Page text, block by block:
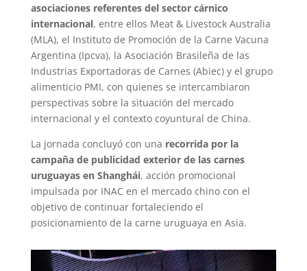
asociaciones referentes del sector cárnico
internacional, entre ellos Meat & Livestock Australia
(MLA), el Instituto de Promoción de la Carne Vacuna
Argentina (Ipcva), la Asociación Brasileña de las
Industrias Exportadoras de Carnes (Abiec) y el grupo
alimenticio PMI, con quienes se intercambiaron
perspectivas sobre la situación del mercado
internacional y el contexto coyuntural de China.
La jornada concluyó con una recorrida por la
campaña de publicidad exterior de las carnes
uruguayas en Shanghái, acción promocional
impulsada por INAC en el mercado chino con el
objetivo de continuar fortaleciendo el
posicionamiento de la carne uruguaya en Asia.